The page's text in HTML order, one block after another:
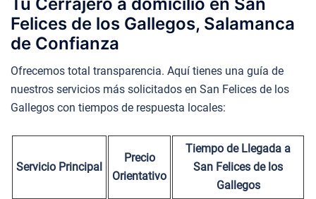
Felices de los Gallegos, Salamanca
de Confianza
Ofrecemos total transparencia. Aquí tienes una guía de
nuestros servicios más solicitados en San Felices de los
Gallegos con tiempos de respuesta locales:
Servicio Principal
Precio
Orientativo
Tiempo de Llegada a
San Felices de los
Gallegos